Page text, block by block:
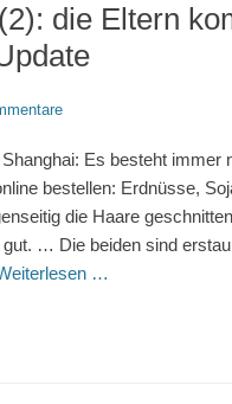
die Eltern
Es besteht immer
bestellen: Erdnüsse,
die Haare
… Die beiden sind
…